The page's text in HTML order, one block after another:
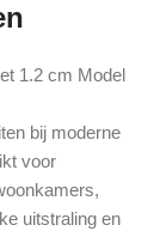
1.2 cm Model
bij moderne
voor
uitstraling en